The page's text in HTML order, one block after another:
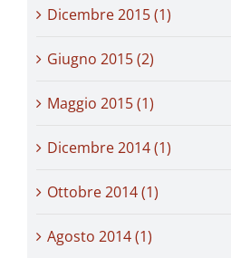
Dicembre 2015 (1)
Giugno 2015 (2)
Maggio 2015 (1)
Dicembre 2014 (1)
Ottobre 2014 (1)
Agosto 2014 (1)